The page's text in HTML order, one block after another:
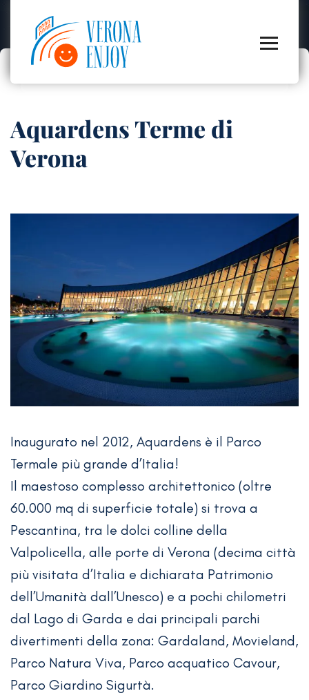
Aquardens Terme di
Verona
Inaugurato nel 2012, Aquardens è il Parco
Termale più grande d’Italia!
Il maestoso complesso architettonico (oltre
60.000 mq di superficie totale) si trova a
Pescantina, tra le dolci colline della
Valpolicella, alle porte di Verona (decima città
più visitata d’Italia e dichiarata Patrimonio
dell’Umanità dall’Unesco) e a pochi chilometri
dal Lago di Garda e dai principali parchi
divertimenti della zona: Gardaland, Movieland,
Parco Natura Viva, Parco acquatico Cavour,
Parco Giardino Sigurtà.